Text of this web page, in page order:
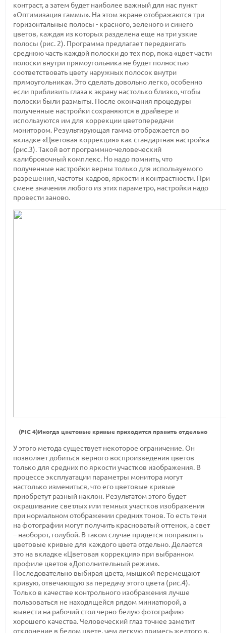
контраст, а затем будет наиболее важный для нас пункт
«Оптимизация гаммы». На этом экране отображаются три
горизонтальные полосы - красного, зеленого и синего
цветов, каждая из которых разделена еще на три узкие
полосы (рис. 2). Программа предлагает передвигать
среднюю часть каждой полоски до тех пор, пока «цвет части
полоски внутри прямоугольника не будет полностью
соответствовать цвету наружных полосок внутри
прямоугольника». Это сделать довольно легко, особенно
если приблизить глаза к экрану настолько близко, чтобы
полоски были размыты. После окончания процедуры
полученные настройки сохраняются в драйвере и
используются им для коррекции цветопередачи
монитором. Результирующая гамма отображается во
вкладке «Цветовая коррекция» как стандартная настройка
(рис.3). Такой вот программно-человеческий
калибровочный комплекс. Но надо помнить, что
полученные настройки верны только для используемого
разрешения, частоты кадров, яркости и контрастности. При
смене значения любого из этих параметро, настройки надо
провести заново.
(PIC 4)Иногда цветовые кривые приходится править отдельно
У этого метода существует некоторое ограничение. Он
позволяет добиться верного воспроизведения цветов
только для средних по яркости участков изображения. В
процессе эксплуатации параметры монитора могут
настолько измениться, что его цветовые кривые
приобретут разный наклон. Результатом этого будет
окрашивание светлых или темных участков изображения
при нормальном отображении средних тонов. То есть тени
на фотографии могут получить красноватый оттенок, а свет
– наоборот, голубой. В таком случае придется поправлять
цветовые кривые для каждого цвета отдельно. Делается
это на вкладке «Цветовая коррекция» при выбранном
профиле цветов «Дополнительный режим».
Последовательно выбирая цвета, мышкой перемещают
кривую, отвечающую за передачу этого цвета (рис.4).
Только в качестве контрольного изображения лучше
пользоваться не находящейся рядом миниатюрой, а
вывести на рабочий стол черно-белую фотографию
хорошего качества. Человеческий глаз точнее заметит
отклонение в белом цвете, чем легкую примесь желтого в,